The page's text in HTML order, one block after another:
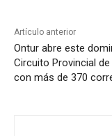
Artículo anterior
Ontur abre este
Circuito Provincial de
con más de 370